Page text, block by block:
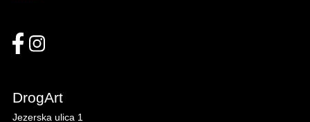
DrogArt
Jezerska ulica 1